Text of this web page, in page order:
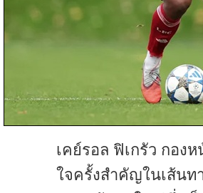
เคย์รอล ฟิเกรัว กอง
ใจครั้งสำคัญในเส้นท